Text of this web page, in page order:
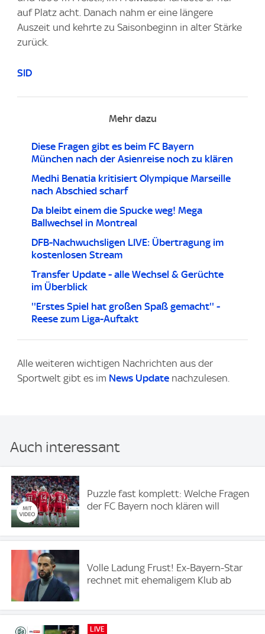
auf Platz acht. Danach nahm er eine längere
Auszeit und kehrte zu Saisonbeginn in alter Stärke
zurück.
SID
Mehr dazu
Diese Fragen gibt es beim FC Bayern
München nach der Asienreise noch zu klären
Medhi Benatia kritisiert Olympique Marseille
nach Abschied scharf
Da bleibt einem die Spucke weg! Mega
Ballwechsel in Montreal
DFB-Nachwuchsligen LIVE: Übertragung im
kostenlosen Stream
Transfer Update - alle Wechsel & Gerüchte
im Überblick
''Erstes Spiel hat großen Spaß gemacht'' -
Reese zum Liga-Auftakt
Alle weiteren wichtigen Nachrichten aus der
Sportwelt gibt es im News Update nachzulesen.
Auch interessant
Puzzle fast komplett: Welche Fragen
der FC Bayern noch klären will
Volle Ladung Frust! Ex-Bayern-Star
rechnet mit ehemaligem Klub ab
LIVE